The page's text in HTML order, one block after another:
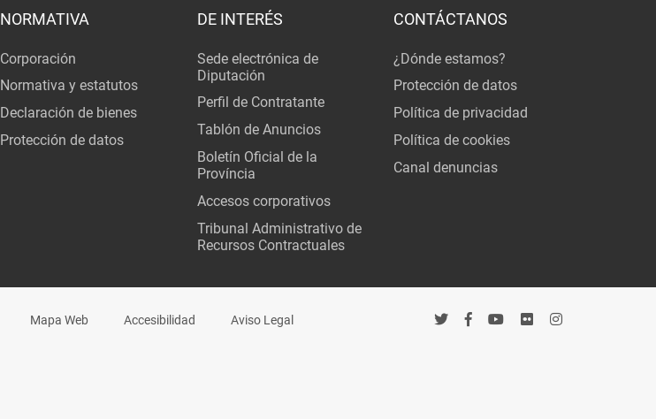
NORMATIVA
Corporación
Normativa y estatutos
Declaración de bienes
Protección de datos
DE INTERÉS
Sede electrónica de
Diputación
Perfil de Contratante
Tablón de Anuncios
Boletín Oficial de la
Província
Accesos corporativos
Tribunal Administrativo de
Recursos Contractuales
CONTÁCTANOS
¿Dónde estamos?
Protección de datos
Política de privacidad
Política de cookies
Canal denuncias
Mapa Web Accesibilidad Aviso Legal